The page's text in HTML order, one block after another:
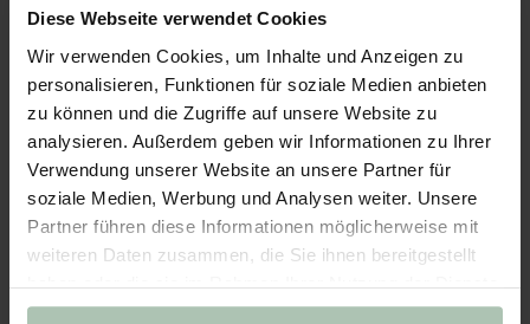
Diese Webseite verwendet Cookies
Wir verwenden Cookies, um Inhalte und Anzeigen zu
personalisieren, Funktionen für soziale Medien anbieten
zu können und die Zugriffe auf unsere Website zu
analysieren. Außerdem geben wir Informationen zu Ihrer
Verwendung unserer Website an unsere Partner für
soziale Medien, Werbung und Analysen weiter. Unsere
Partner führen diese Informationen möglicherweise mit
weiteren Daten zusammen, die Sie ihnen bereitgestellt
haben oder die sie im Rahmen Ihrer Nutzung der Dienste
gesammelt haben.
49.99
Wähle deine Größe
98-104 110-116 122-128 134-140 146-152